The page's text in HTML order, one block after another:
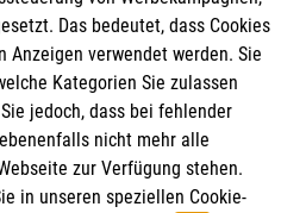
Das bedeutet, dass Cookies
Anzeigen verwendet werden. Sie
Kategorien Sie zulassen
jedoch, dass bei fehlender
nicht mehr alle
zur Verfügung stehen.
in unseren speziellen Cookie-